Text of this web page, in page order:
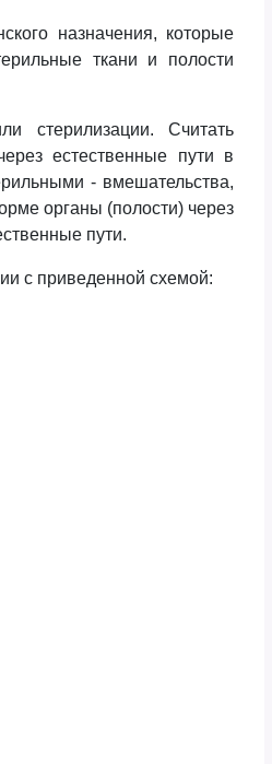
назначения, которые
ткани и полости
стерилизации. Считать
естественные пути в
- вмешательства,
органы (полости) через
пути.
с приведенной схемой: